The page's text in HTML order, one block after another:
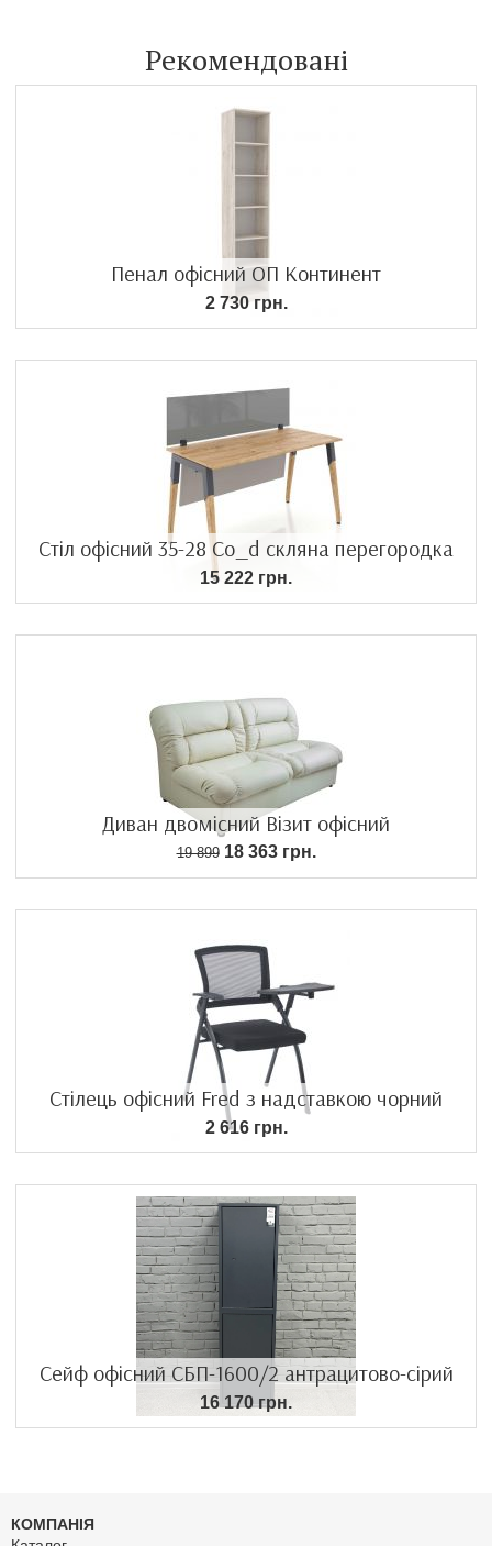
Рекомендовані
Пенал офісний ОП Континент
2 730 грн.
Стіл офісний 35-28 Co_d скляна перегородка
15 222 грн.
Диван двомісний Візит офісний
19 89918 363 грн.
Стілець офісний Fred з надставкою чорний
2 616 грн.
Сейф офісний СБП-1600/2 антрацитово-сірий
16 170 грн.
КОМПАНІЯ